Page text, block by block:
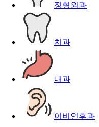
정형외과
치과
내과
이비인후과